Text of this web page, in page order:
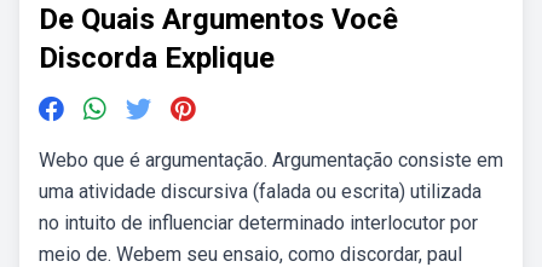
De Quais Argumentos Você
Discorda Explique
Webo que é argumentação. Argumentação consiste em
uma atividade discursiva (falada ou escrita) utilizada
no intuito de influenciar determinado interlocutor por
meio de. Webem seu ensaio, como discordar, paul